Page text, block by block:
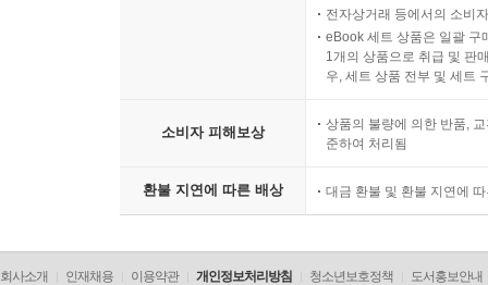
전자상거래 등에서의 소비
eBook 세트 상품은 일괄 구
1개의 상품으로 취급 및 판
우, 세트 상품 전부 및 세트
소비자 피해보상
상품의 불량에 의한 반품,
준하여 처리됨
환불 지연에 따른 배상 대금 환불 및 환불 지연에
회사소개 인재채용 이용약관 개인정보처리방침 청소년보호정책 도서홍보안내